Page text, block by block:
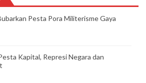
Pesta Pora Militerisme Gaya
Kapital, Represi Negara dan